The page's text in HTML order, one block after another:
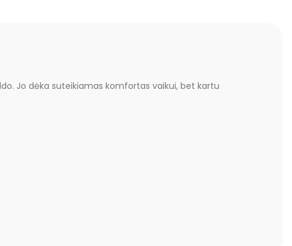
Jo dėka suteikiamas komfortas vaikui, bet kartu